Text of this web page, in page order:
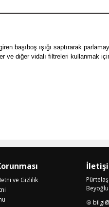
başıboş ışığı saptırarak
ve diğer vidalı filtreleri kullanmak
ve Gizlilik